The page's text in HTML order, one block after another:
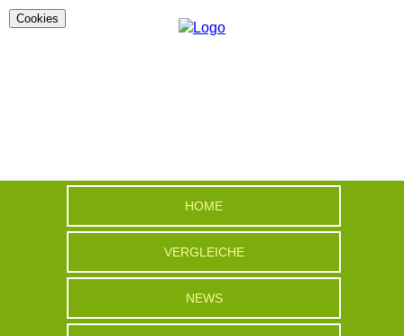
HOME
VERGLEICHE
NEWS
Cookies